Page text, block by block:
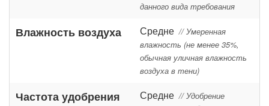
данного вида требования
Влажность воздуха Средне // Умеренная
влажность (не менее 35%,
обычная уличная влажность
воздуха в тени)
Частота удобрения Средне // Удобрение